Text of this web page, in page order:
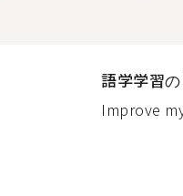
語学学習
Improve